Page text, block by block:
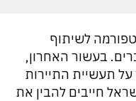
לשיתוף
בעשור האחרון,
תעשיית התיירות
חייבים להבין את